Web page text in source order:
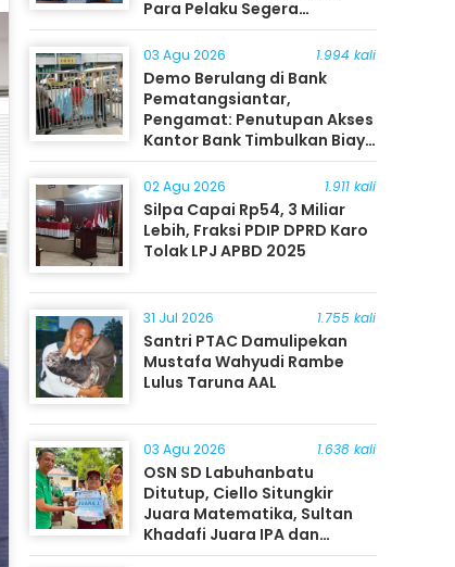
Para Pelaku Segera
Ditangkap
03 Agu 2026 1.994 kali
Demo Berulang di Bank
Pematangsiantar,
Pengamat: Penutupan Akses
Kantor Bank Timbulkan Biaya
Ekonomi bagi Masyarakat
02 Agu 2026 1.911 kali
Silpa Capai Rp54, 3 Miliar
Lebih, Fraksi PDIP DPRD Karo
Tolak LPJ APBD 2025
31 Jul 2026 1.755 kali
Santri PTAC Damulipekan
Mustafa Wahyudi Rambe
Lulus Taruna AAL
03 Agu 2026 1.638 kali
OSN SD Labuhanbatu
Ditutup, Ciello Situngkir
Juara Matematika, Sultan
Khadafi Juara IPA dan
Timothy Rangkuti Juara IPS